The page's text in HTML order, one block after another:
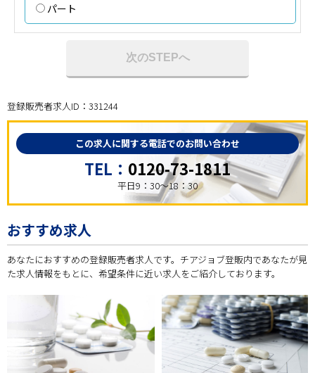
パート
次のSTEPへ
登録販売者求人ID：331244
この求人に関する電話でのお問い合わせ
TEL： 0120-73-1811
平日9：30～18：30
おすすめ求人
あなたにおすすめの登録販売者求人です。チアジョブ登販内であなたが見
た求人情報をもとに、希望条件に近い求人をご紹介しております。